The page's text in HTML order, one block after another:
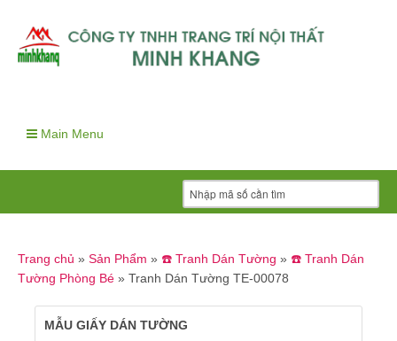
Main Menu
Trang chủ » Sản Phẩm » ☎️ Tranh Dán Tường » ☎️ Tranh Dán
Tường Phòng Bé » Tranh Dán Tường TE-00078
MẪU GIẤY DÁN TƯỜNG